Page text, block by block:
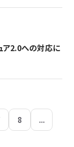
ア2.0への対応に
8
...